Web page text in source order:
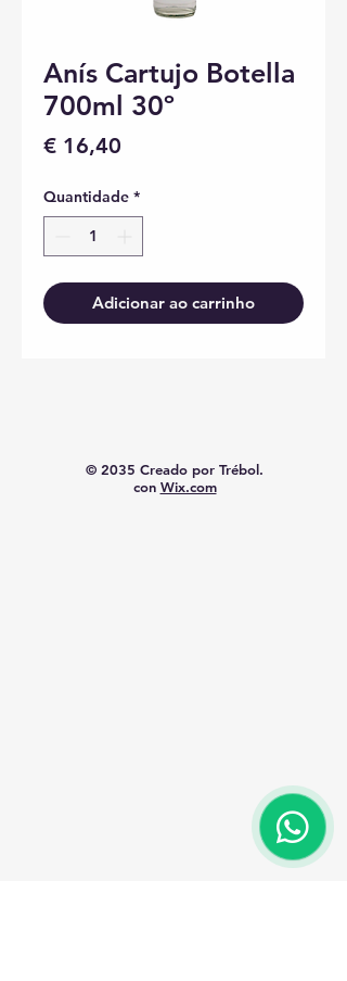
Anís Cartujo Botella
700ml 30º
€ 16,40
Quantidade *
Adicionar ao carrinho
© 2035 Creado por Trébol.
con Wix.com